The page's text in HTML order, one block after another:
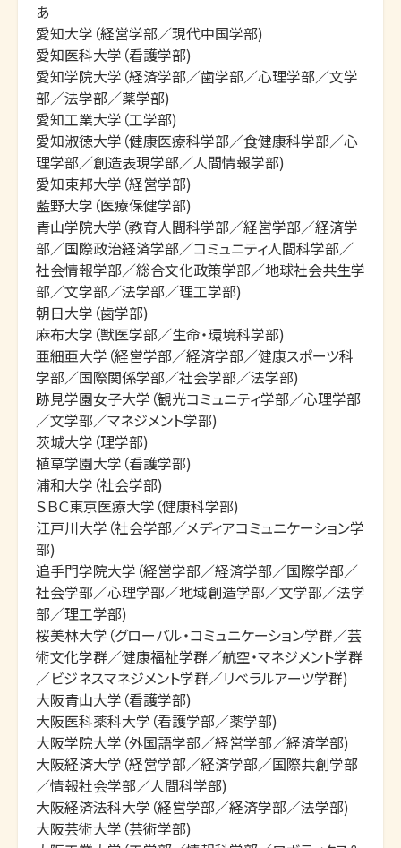
あ
愛知大学（経営学部／現代中国学部)
愛知医科大学（看護学部)
愛知学院大学（経済学部／歯学部／心理学部／文学
部／法学部／薬学部)
愛知工業大学（工学部)
愛知淑徳大学（健康医療科学部／食健康科学部／心
理学部／創造表現学部／人間情報学部)
愛知東邦大学（経営学部)
藍野大学（医療保健学部)
青山学院大学（教育人間科学部／経営学部／経済学
部／国際政治経済学部／コミュニティ人間科学部／
社会情報学部／総合文化政策学部／地球社会共生学
部／文学部／法学部／理工学部)
朝日大学（歯学部)
麻布大学（獣医学部／生命・環境科学部)
亜細亜大学（経営学部／経済学部／健康スポーツ科
学部／国際関係学部／社会学部／法学部)
跡見学園女子大学（観光コミュニティ学部／心理学部
／文学部／マネジメント学部)
茨城大学（理学部)
植草学園大学（看護学部)
浦和大学（社会学部)
ＳＢＣ東京医療大学（健康科学部)
江戸川大学（社会学部／メディアコミュニケーション学
部)
追手門学院大学（経営学部／経済学部／国際学部／
社会学部／心理学部／地域創造学部／文学部／法学
部／理工学部)
桜美林大学（グローバル・コミュニケーション学群／芸
術文化学群／健康福祉学群／航空・マネジメント学群
／ビジネスマネジメント学群／リベラルアーツ学群)
大阪青山大学（看護学部)
大阪医科薬科大学（看護学部／薬学部)
大阪学院大学（外国語学部／経営学部／経済学部)
大阪経済大学（経営学部／経済学部／国際共創学部
／情報社会学部／人間科学部)
大阪経済法科大学（経営学部／経済学部／法学部)
大阪芸術大学（芸術学部)